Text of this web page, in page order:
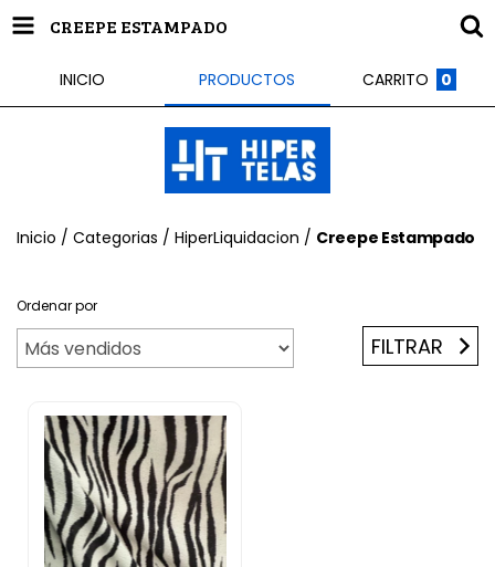
CREEPE ESTAMPADO
INICIO PRODUCTOS CARRITO 0
Inicio / Categorias / HiperLiquidacion / Creepe Estampado
Ordenar por
FILTRAR